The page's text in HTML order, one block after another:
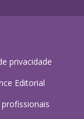
privacidade
Editorial
profissionais